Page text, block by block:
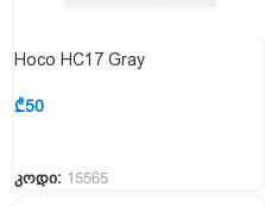
Hoco HC17 Gray
₾50
კოდი: 15565